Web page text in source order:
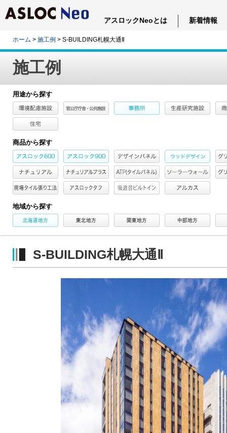
アスロックNeoとは 新着情報
ホーム > 施工例 > S-BUILDING札幌大通Ⅱ
施工例
用途から探す
商品から探す
地域から探す
S-BUILDING札幌大通Ⅱ